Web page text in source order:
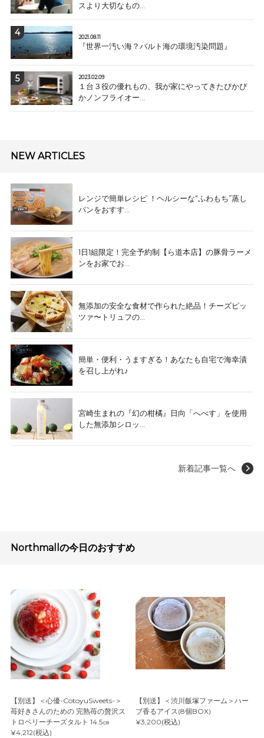
スより大切なもの...
2021.08.11
『世界一汚い海？バルト海の環境汚染問題』
2023.02.09
１台３役の優れもの、我が家にやってきたぴかぴ
かノンフライオー...
NEW ARTICLES
レンジで簡単レシピ ！ヘルシーな“ふわもち”蒸し
パンをおすす...
1日1組限定！完全予約制【ら道本店】の豚骨ラーメ
ンをお家でお...
無添加の安全な食材で作られた絶品！チーズピッ
ツァ〜トリュフの...
簡単・便利・うますぎる！あなたも自宅で海幸漬
を召し上がれ♪
宮崎生まれの『幻の柑橘』日向「へべす」を使用
した無添加シロッ...
新着記事一覧へ
Northmallの今日のおすすめ
【別送】＜心優-CotoyuSweets-＞
苺好きさんのための 完熟苺の贅沢ス
トロベリーチーズタルト 14.5㎝
¥4,212(税込)
【別送】＜渋川飯塚ファーム＞ハー
ブ香るアイス(8個BOX)
¥3,200(税込)